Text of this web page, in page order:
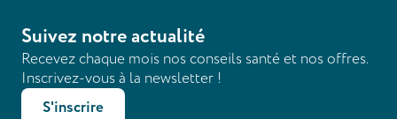
Suivez notre actualité
Recevez chaque mois nos conseils santé et nos offres.
Inscrivez-vous à la newsletter !
S'inscrire